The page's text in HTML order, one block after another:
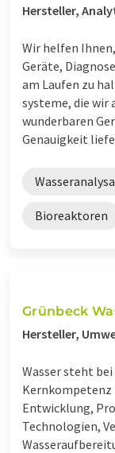
Hersteller,
Wir helfen
Geräte,
am Laufen zu
systeme, die wir
wunderbaren
Genauigkeit
Bioreaktoren
Grünbeck
Hersteller,
Wasser steht
Kernkompetenz
Entwicklung,
Technologien,